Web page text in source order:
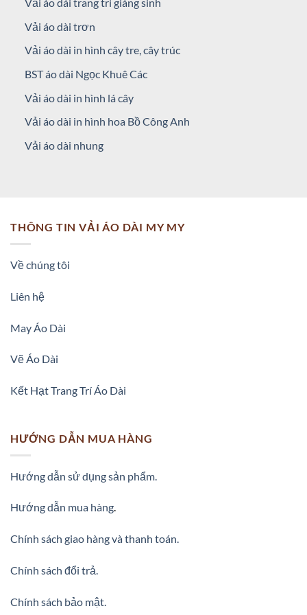
chất liệu vải áo dài cao cấp khiến các nàng ưa chuộng như là
vải áo dài lụa Hàn Quốc, vải áo dài lụa tằm thái, Vải áo dài lụa
vân gỗ. Tùy theo vào dáng, thời tiết, đặc trưng việc làm mà
các cô gái chọn lựa cho bạn bè các chất liệu vải áo dài khác
nhau.
Vải Áo Dài Hoa Nhí đa dạng mẫu mã tháng này AD 26432
Khi chọn vải áo dài đồng phục các cô gái thường chọn chất
Vải áo dài trơn
Vải áo dài in hình cây tre, cây trúc
BST áo dài Ngọc Khuê Các
Vải áo dài in hình lá cây
Vải áo dài in hình hoa Bồ Công Anh
Vải áo dài nhung
THÔNG TIN VẢI ÁO DÀI MY MY
Về chúng tôi
Liên hệ
May Áo Dài
Vẽ Áo Dài
Kết Hạt Trang Trí Áo Dài
HƯỚNG DẪN MUA HÀNG
Hướng dẫn sử dụng sản phẩm.
Hướng dẫn mua hàng.
Chính sách giao hàng và thanh toán.
Chính sách đổi trả.
Chính sách bảo mật.